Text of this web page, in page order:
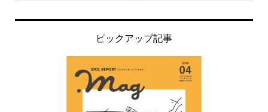
ピックアップ記事